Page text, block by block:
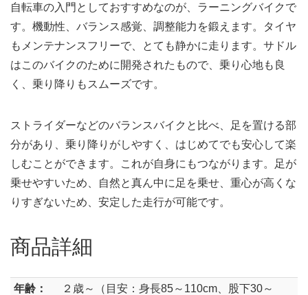
自転車の入門としておすすめなのが、ラーニングバイクで
す。機動性、バランス感覚、調整能力を鍛えます。タイヤ
もメンテナンスフリーで、とても静かに走ります。サドル
はこのバイクのために開発されたもので、乗り心地も良
く、乗り降りもスムーズです。
ストライダーなどのバランスバイクと比べ、足を置ける部
分があり、乗り降りがしやすく、はじめてでも安心して楽
しむことができます。これが自身にもつながります。足が
乗せやすいため、自然と真ん中に足を乗せ、重心が高くな
りすぎないため、安定した走行が可能です。
商品詳細
年齢：
２歳～（目安：身長85～110cm、股下30～